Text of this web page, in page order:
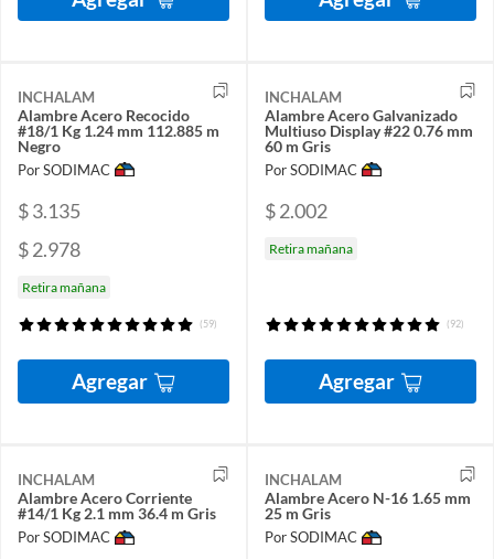
INCHALAM
Alambre Acero Recocido
#18/1 Kg 1.24 mm 112.885 m
Negro
Por SODIMAC
$ 3.135
$ 2.978
Retira mañana
(59)
Agregar
INCHALAM
Alambre Acero Galvanizado
Multiuso Display #22 0.76 mm
60 m Gris
Por SODIMAC
$ 2.002
Retira mañana
(92)
Agregar
INCHALAM
Alambre Acero Corriente
#14/1 Kg 2.1 mm 36.4 m Gris
Por SODIMAC
INCHALAM
Alambre Acero N-16 1.65 mm
25 m Gris
Por SODIMAC